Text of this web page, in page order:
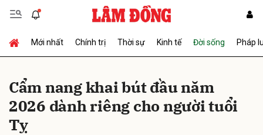
Mới nhất Chính trị Thời sự Kinh tế Đời sống Pháp
Cẩm nang khai bút đầu năm
2026 dành riêng cho người tuổi
Tỵ
Gửi bình luận